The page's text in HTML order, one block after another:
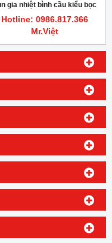
gia nhiệt bình cầu kiểu bọc
vải 50ml
Hotline: 0986.817.366
Mr.Việt